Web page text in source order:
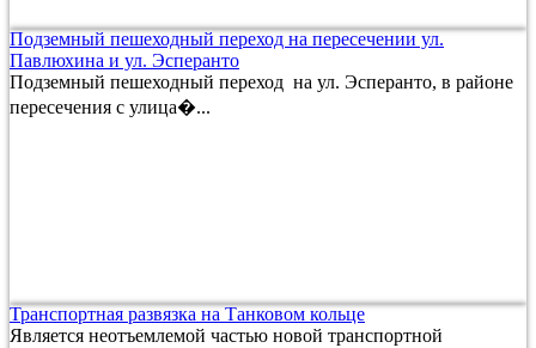
Подземный пешеходный переход на пересечении ул.
Павлюхина и ул. Эсперанто
Подземный пешеходный переход на ул. Эсперанто, в районе
пересечения с улица�...
Транспортная развязка на Танковом кольце
Является неотъемлемой частью новой транспортной